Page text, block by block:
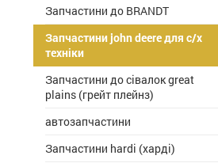
Запчастини до BRANDT
Запчастини john deere для с/х
техніки
Запчастини до сівалок great
plains (грейт плейнз)
автозапчастини
Запчастини hardi (харді)